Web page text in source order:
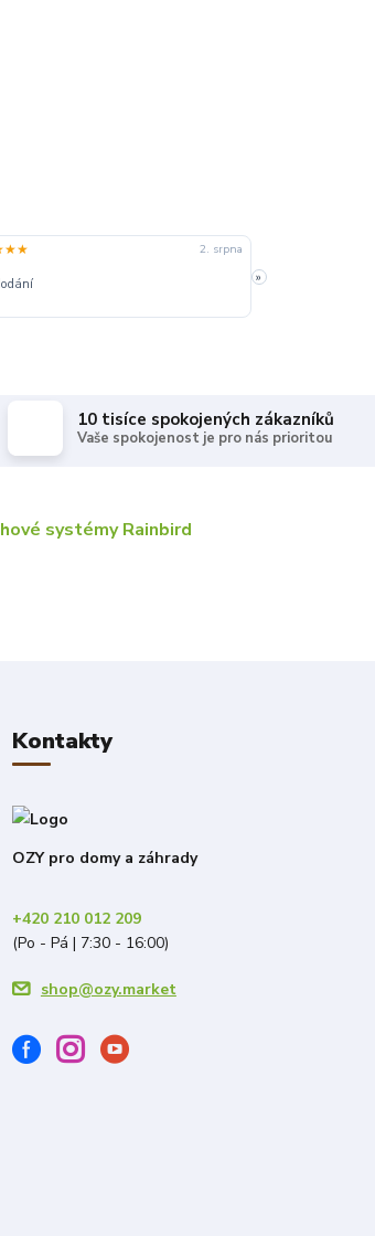
2. srpna
Rychle
»
10 tisíce spokojených zákazníků
Vaše spokojenost je pro nás prioritou
Kontakty
OZY pro domy a záhrady
+420 210 012 209
(Po - Pá | 7:30 - 16:00)
shop@ozy.market